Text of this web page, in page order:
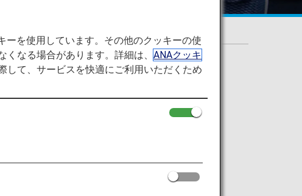
ーを使用しています。その他のクッキーの使
くなる場合があります。詳細は、ANAクッキ
して、サービスを快適にご利用いただくため